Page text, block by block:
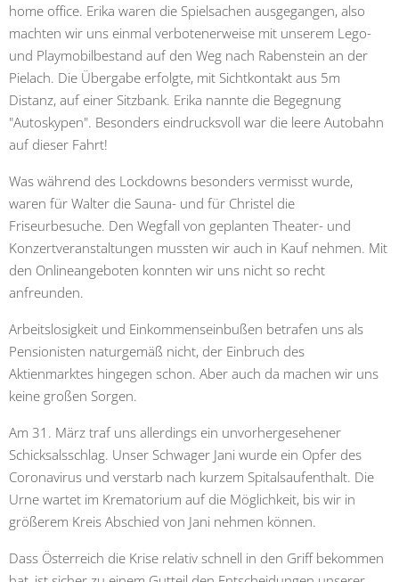
home office. Erika waren die Spielsachen ausgegangen, also
machten wir uns einmal verbotenerweise mit unserem Lego-
und Playmobilbestand auf den Weg nach Rabenstein an der
Pielach. Die Übergabe erfolgte, mit Sichtkontakt aus 5m
Distanz, auf einer Sitzbank. Erika nannte die Begegnung
"Autoskypen". Besonders eindrucksvoll war die leere Autobahn
auf dieser Fahrt!
Was während des Lockdowns besonders vermisst wurde,
waren für Walter die Sauna- und für Christel die
Friseurbesuche. Den Wegfall von geplanten Theater- und
Konzertveranstaltungen mussten wir auch in Kauf nehmen. Mit
den Onlineangeboten konnten wir uns nicht so recht
anfreunden.
Arbeitslosigkeit und Einkommenseinbußen betrafen uns als
Pensionisten naturgemäß nicht, der Einbruch des
Aktienmarktes hingegen schon. Aber auch da machen wir uns
keine großen Sorgen.
Am 31. März traf uns allerdings ein unvorhergesehener
Schicksalsschlag. Unser Schwager Jani wurde ein Opfer des
Coronavirus und verstarb nach kurzem Spitalsaufenthalt. Die
Urne wartet im Krematorium auf die Möglichkeit, bis wir in
größerem Kreis Abschied von Jani nehmen können.
Dass Österreich die Krise relativ schnell in den Griff bekommen